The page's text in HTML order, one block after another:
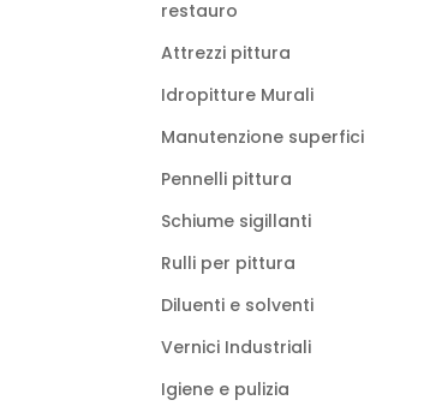
restauro
Attrezzi pittura
Idropitture Murali
Manutenzione superfici
Pennelli pittura
Schiume sigillanti
Rulli per pittura
Diluenti e solventi
Vernici Industriali
Igiene e pulizia